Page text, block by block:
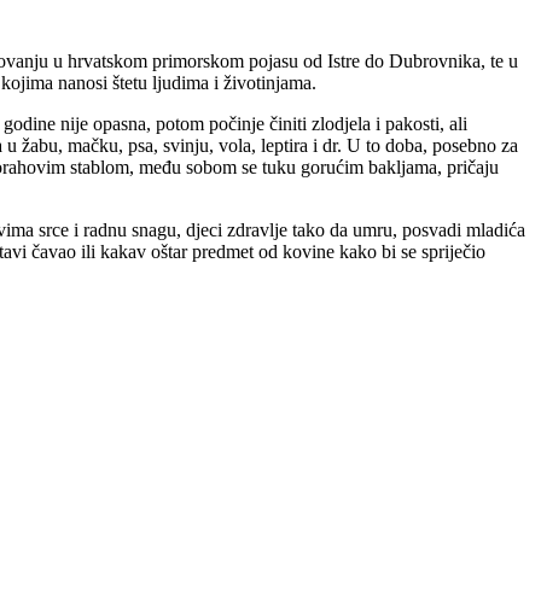
u hrvatskom primorskom pojasu od Istre do Dubrovnika, te u
nanosi štetu ljudima i životinjama.
nije opasna, potom počinje činiti zlodjela i pakosti, ali
mačku, psa, svinju, vola, leptira i dr. U to doba, posebno za
stablom, među sobom se tuku gorućim bakljama, pričaju
srce i radnu snagu, djeci zdravlje tako da umru, posvadi mladića
čavao ili kakav oštar predmet od kovine kako bi se spriječio